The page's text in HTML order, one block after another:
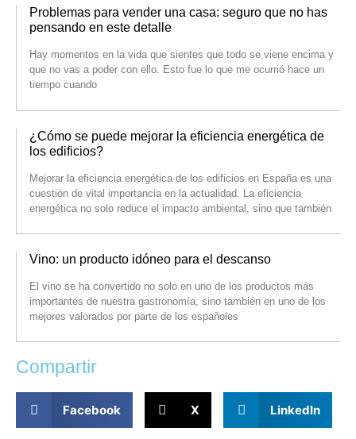
Problemas para vender una casa: seguro que no has
pensando en este detalle
Hay momentos en la vida que sientes que todo se viene encima y
que no vas a poder con ello. Esto fue lo que me ocurrió hace un
tiempo cuando
¿Cómo se puede mejorar la eficiencia energética de
los edificios?
Mejorar la eficiencia energética de los edificios en España es una
cuestión de vital importancia en la actualidad. La eficiencia
energética no solo reduce el impacto ambiental, sino que también
Vino: un producto idóneo para el descanso
El vino se ha convertido no solo en uno de los productos más
importantes de nuestra gastronomía, sino también en uno de los
mejores valorados por parte de los españoles
Compartir
Facebook X LinkedIn